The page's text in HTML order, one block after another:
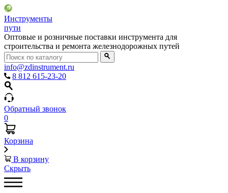
Инструменты
пути
Оптовые и розничные поставки инструмента для
строительства и ремонта железнодорожных путей
info@zdinstrument.ru
8 812 615-23-20
Обратный звонок
0
Корзина
В корзину
Скрыть